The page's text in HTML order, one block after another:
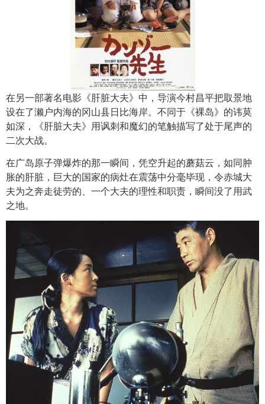
在另一部著名电影 《肝脏大夫》 中，导演今村昌平把取景地
设在了濑户内海的冈山县日比海岸。不同于《裸岛》的讳莫
如深，《肝脏大夫》用讽刺和魔幻的笔触描写了处于尾声的
二次大战。
在广岛原子弹爆炸的那一瞬间，凭空升起的蘑菇云，如同肿
胀的肝脏，巨大的国家的病灶在震荡中分毫毕现，令赤城大
夫为之奔走徒劳的、一个大夫的理性和职责，瞬间没了用武
之地。